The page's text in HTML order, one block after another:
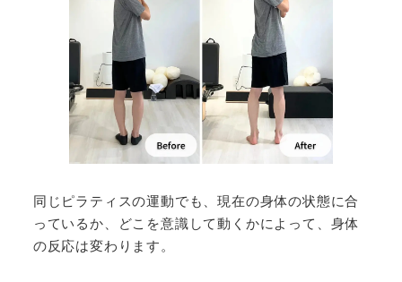
同じピラティスの運動でも、現在の身体の状態に合
っているか、どこを意識して動くかによって、身体
の反応は変わります。